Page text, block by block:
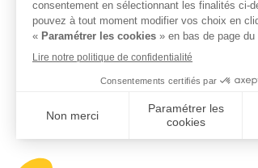
L’ABUS